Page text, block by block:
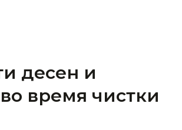
десен и
время чистки